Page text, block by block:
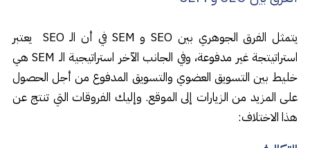
يتمثل الفرق الجوهري بين SEO و SEM
في أن الـ SEO يعتبر
استراتيتجة غير مدفوعة، وفي الجانب الآخر استراتيجية الـ SEM هي
خليط بين التسويق العضوي والتسويق المدفوع من أجل الحصول
على المزيد من الزيارات إلى الموقع. وإليك الفروقات التي تنتج عن
هذا الاختلاف: